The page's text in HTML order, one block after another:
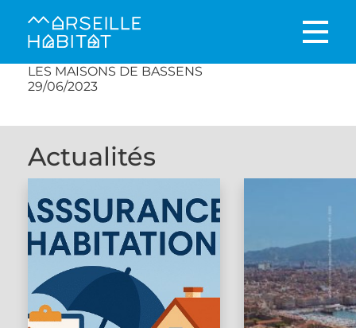
LES MAISONS DE BASSENS
29/06/2023
Actualités